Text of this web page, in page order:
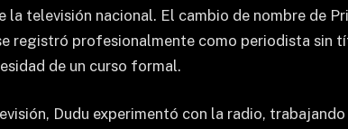
la televisión nacional. El cambio de nombre de
registró profesionalmente como periodista
de un curso formal.
Dudu experimentó con la radio,